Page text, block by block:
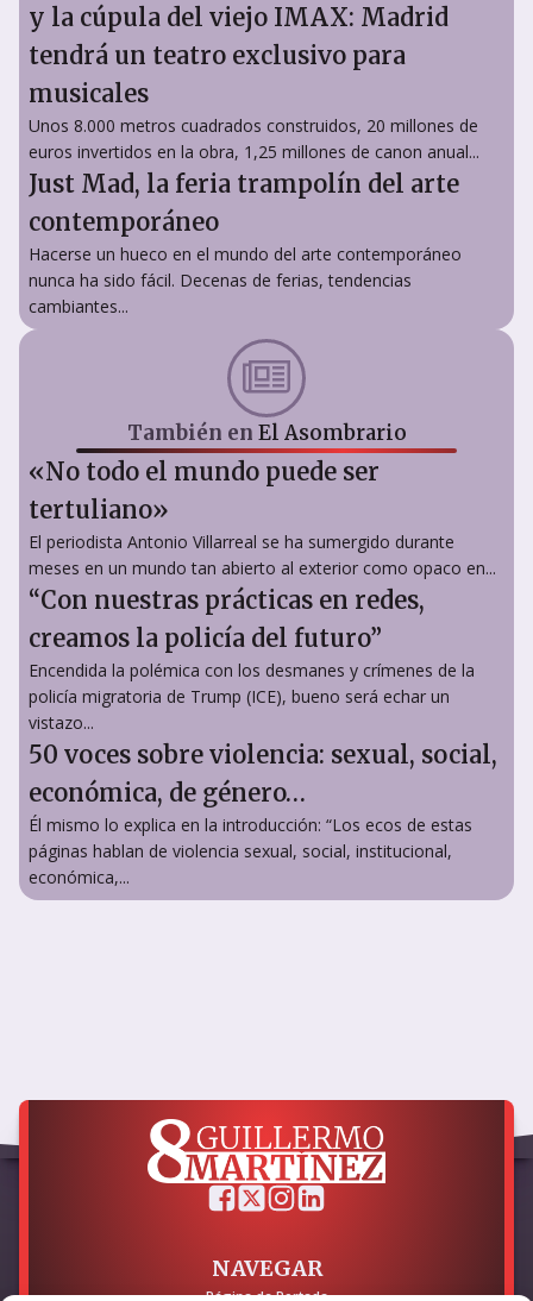
y la cúpula del viejo IMAX: Madrid
tendrá un teatro exclusivo para
musicales
Unos 8.000 metros cuadrados construidos, 20 millones de
euros invertidos en la obra, 1,25 millones de canon anual...
Just Mad, la feria trampolín del arte
contemporáneo
Hacerse un hueco en el mundo del arte contemporáneo
nunca ha sido fácil. Decenas de ferias, tendencias
cambiantes...
También en El Asombrario
«No todo el mundo puede ser
tertuliano»
El periodista Antonio Villarreal se ha sumergido durante
meses en un mundo tan abierto al exterior como opaco en...
“Con nuestras prácticas en redes,
creamos la policía del futuro”
Encendida la polémica con los desmanes y crímenes de la
policía migratoria de Trump (ICE), bueno será echar un
vistazo...
50 voces sobre violencia: sexual, social,
económica, de género…
Él mismo lo explica en la introducción: “Los ecos de estas
páginas hablan de violencia sexual, social, institucional,
económica,...
NAVEGAR
Página de Portada